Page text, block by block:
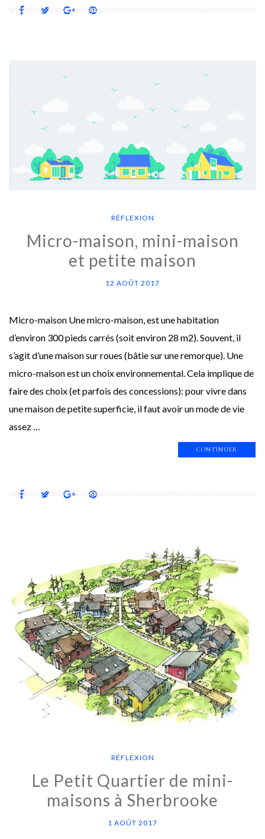
RÉFLEXION
Micro-maison, mini-maison
et petite maison
12 AOÛT 2017
Micro-maison Une micro-maison, est une habitation
d’environ 300 pieds carrés (soit environ 28 m2). Souvent, il
s’agit d’une maison sur roues (bâtie sur une remorque). Une
micro-maison est un choix environnemental. Cela implique de
faire des choix (et parfois des concessions): pour vivre dans
une maison de petite superficie, il faut avoir un mode de vie
assez …
CONTINUER
RÉFLEXION
Le Petit Quartier de mini-
maisons à Sherbrooke
1 AOÛT 2017